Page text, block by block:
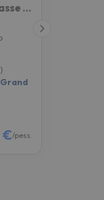
Appartement avec terrasse magnifique vue montagne
€/pess.